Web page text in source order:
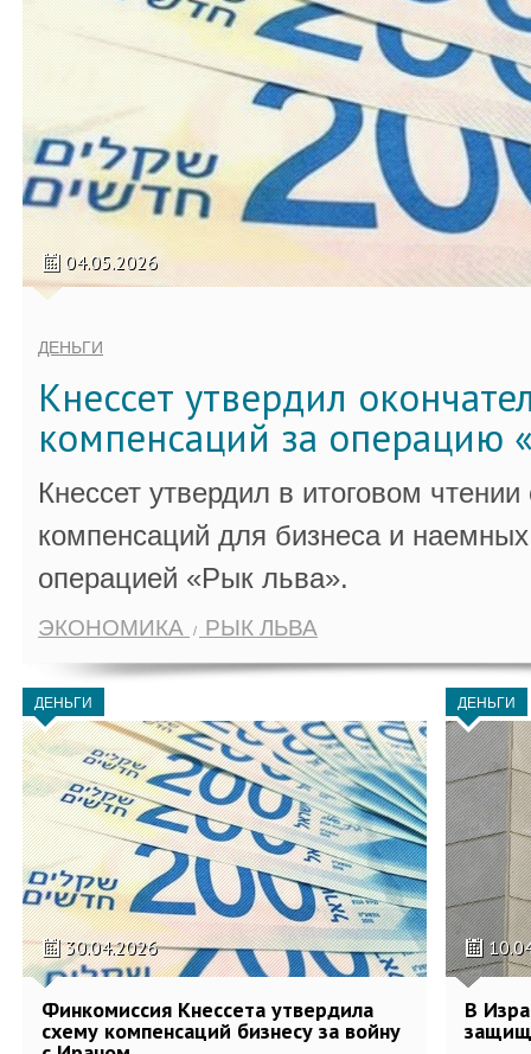
04.05.2026
ДЕНЬГИ
Кнессет утвердил
компенсаций за операцию
Кнессет утвердил в итоговом
компенсаций для бизнеса и
операцией «Рык льва».
ЭКОНОМИКА РЫК ЛЬВА
ДЕНЬГИ
30.04.2026
Финкомиссия Кнессета утвердила
схему компенсаций бизнесу за войну
ДЕНЬГИ
В